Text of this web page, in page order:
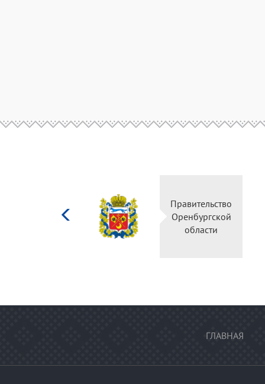
Правительство
Оренбургской
области
ГЛАВНАЯ